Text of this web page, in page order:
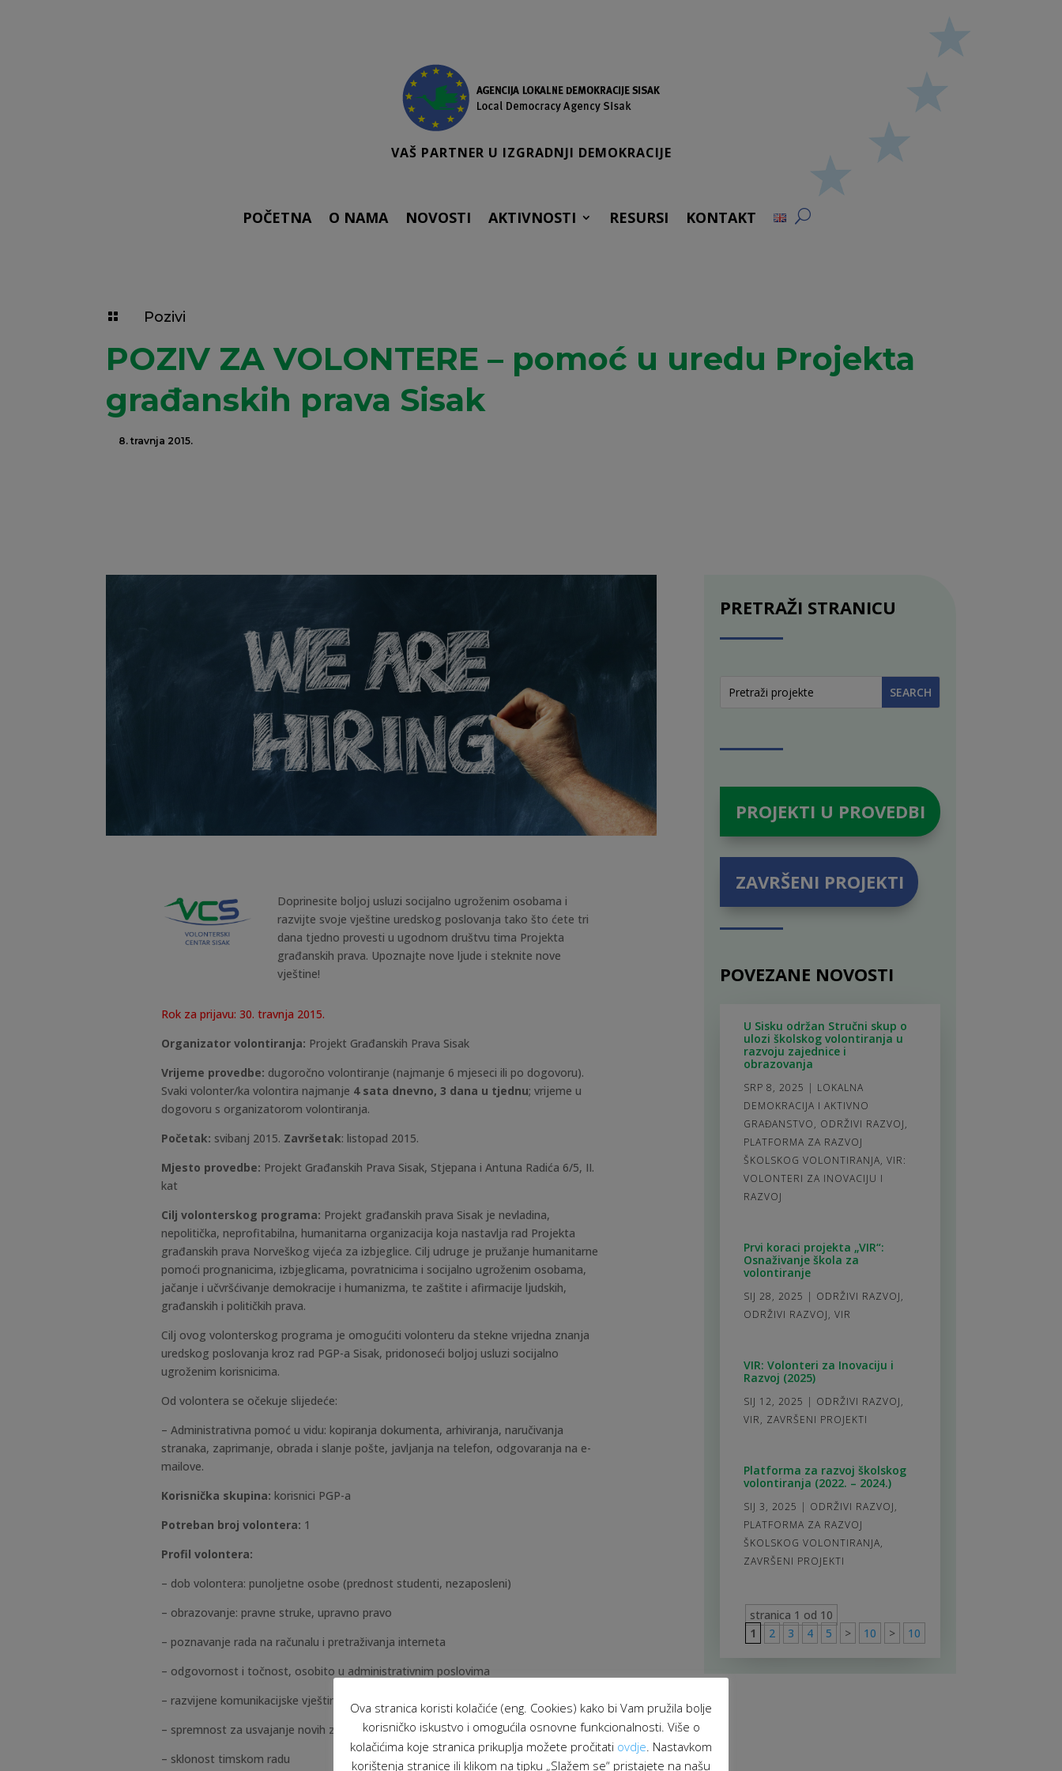
VAŠ PARTNER U IZGRADNJI DEMOKRACIJE
POČETNA O NAMA NOVOSTI AKTIVNOSTI RESURSI KONTAKT
 Pozivi
POZIV ZA VOLONTERE – pomoć u uredu Projekta
građanskih prava Sisak
8. travnja 2015.
Doprinesite boljoj usluzi socijalno ugroženim osobama i
razvijte svoje vještine uredskog poslovanja tako što ćete tri
dana tjedno provesti u ugodnom društvu tima Projekta
građanskih prava. Upoznajte nove ljude i steknite nove
vještine!
Rok za prijavu: 30. travnja 2015.
Organizator volontiranja: Projekt Građanskih Prava Sisak
Vrijeme provedbe: dugoročno volontiranje (najmanje 6 mjeseci ili po dogovoru).
Svaki volonter/ka volontira najmanje 4 sata dnevno, 3 dana u tjednu; vrijeme u
dogovoru s organizatorom volontiranja.
Početak: svibanj 2015. Završetak: listopad 2015.
Mjesto provedbe: Projekt Građanskih Prava Sisak, Stjepana i Antuna Radića 6/5, II.
kat
Cilj volonterskog programa: Projekt građanskih prava Sisak je nevladina,
nepolitička, neprofitabilna, humanitarna organizacija koja nastavlja rad Projekta
građanskih prava Norveškog vijeća za izbjeglice. Cilj udruge je pružanje humanitarne
pomoći prognanicima, izbjeglicama, povratnicima i socijalno ugroženim osobama,
jačanje i učvršćivanje demokracije i humanizma, te zaštite i afirmacije ljudskih,
građanskih i političkih prava.
Cilj ovog volonterskog programa je omogućiti volonteru da stekne vrijedna znanja
uredskog poslovanja kroz rad PGP-a Sisak, pridonoseći boljoj usluzi socijalno
ugroženim korisnicima.
Od volontera se očekuje slijedeće:
–Administrativna pomoć u vidu: kopiranja dokumenta, arhiviranja, naručivanja
stranaka, zaprimanje, obrada i slanje pošte, javljanja na telefon, odgovaranja na e-
mailove.
Korisnička skupina: korisnici PGP-a
Potreban broj volontera: 1
Profil volontera:
– dob volontera: punoljetne osobe (prednost studenti, nezaposleni)
– obrazovanje: pravne struke, upravno pravo
– poznavanje rada na računalu i pretraživanja interneta
– odgovornost i točnost, osobito u administrativnim poslovima
– razvijene komunikacijske vještine i otvorenost u komunikaciji
– spremnost za usvajanje novih znanja i vještina
– sklonost timskom radu
PRETRAŽI STRANICU
PROJEKTI U PROVEDBI
ZAVRŠENI PROJEKTI
POVEZANE NOVOSTI
U Sisku održan Stručni skup o
ulozi školskog volontiranja u
razvoju zajednice i
obrazovanja
SRP 8, 2025 | LOKALNA
DEMOKRACIJA I AKTIVNO
GRAĐANSTVO, ODRŽIVI RAZVOJ,
PLATFORMA ZA RAZVOJ
ŠKOLSKOG VOLONTIRANJA, VIR:
VOLONTERI ZA INOVACIJU I
RAZVOJ
Prvi koraci projekta „VIR“:
Osnaživanje škola za
volontiranje
SIJ 28, 2025 | ODRŽIVI RAZVOJ,
ODRŽIVI RAZVOJ, VIR
VIR: Volonteri za Inovaciju i
Razvoj (2025)
SIJ 12, 2025 | ODRŽIVI RAZVOJ,
VIR, ZAVRŠENI PROJEKTI
Platforma za razvoj školskog
volontiranja (2022. – 2024.)
SIJ 3, 2025 | ODRŽIVI RAZVOJ,
PLATFORMA ZA RAZVOJ
ŠKOLSKOG VOLONTIRANJA,
ZAVRŠENI PROJEKTI
stranica 1 od 10
1
2 3 4 5 > 10 > 10
Ova stranica koristi kolačiće (eng. Cookies) kako bi Vam pružila bolje
korisničko iskustvo i omogućila osnovne funkcionalnosti. Više o
kolačićima koje stranica prikuplja možete pročitati ovdje . Nastavkom
korištenja stranice ili klikom na tipku „Slažem se“ pristajete na našu